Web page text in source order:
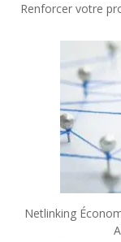
Renforcer votre
Netlinking